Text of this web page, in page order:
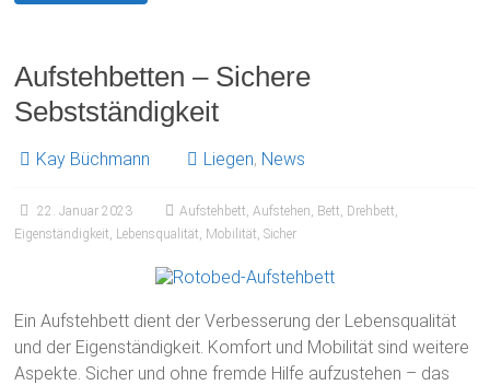
Aufstehbetten – Sichere
Sebstständigkeit
Kay Büchmann Liegen, News
22. Januar 2023 Aufstehbett,Aufstehen, Bett, Drehbett,
Eigenständigkeit, Lebensqualität, Mobilität,Sicher
Ein Aufstehbett dient der Verbesserung der Lebensqualität
und der Eigenständigkeit. Komfort und Mobilität sind weitere
Aspekte. Sicher und ohne fremde Hilfe aufzustehen – das